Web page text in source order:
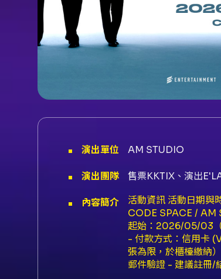
演出單位 AM STUDIO
演出團隊 售票KKTIX、演出
內容簡介
活動資訊 活動日期
CODE SPACE / AM
起始：2026/05/03（
- 付款方式：信用卡
張為限，於櫃檯繳納
郵件驗證 - 建議註冊/